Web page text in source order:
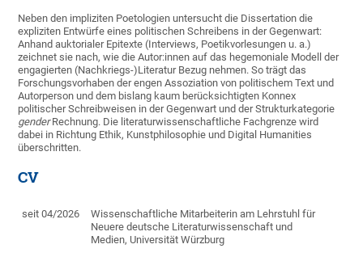
Neben den impliziten Poetologien untersucht die Dissertation die
expliziten Entwürfe eines politischen Schreibens in der Gegenwart:
Anhand auktorialer Epitexte (Interviews, Poetikvorlesungen u. a.)
zeichnet sie nach, wie die Autor:innen auf das hegemoniale Modell der
engagierten (Nachkriegs-)Literatur Bezug nehmen. So trägt das
Forschungsvorhaben der engen Assoziation von politischem Text und
Autorperson und dem bislang kaum berücksichtigten Konnex
politischer Schreibweisen in der Gegenwart und der Strukturkategorie
genderRechnung. Die literaturwissenschaftliche Fachgrenze wird
dabei in Richtung Ethik, Kunstphilosophie und Digital Humanities
überschritten.
CV
seit 04/2026 Wissenschaftliche Mitarbeiterin am Lehrstuhl für
Neuere deutsche Literaturwissenschaft und
Medien, Universität Würzburg